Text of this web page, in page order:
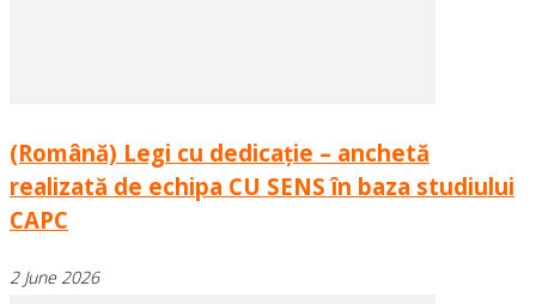
(Română) Legi cu dedicație – anchetă
realizată de echipa CU SENS în baza studiului
CAPC
2 June 2026